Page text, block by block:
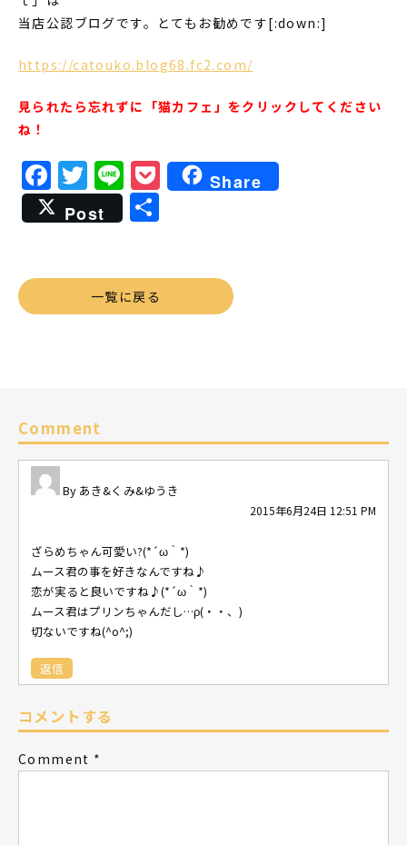
当店公認ブログです。とてもお勧めです[:down:]
https://catouko.blog68.fc2.com/
見られたら忘れずに「猫カフェ」をクリックしてください
ね！
Facebook
Twitter
LinePocket
Share
Post
共
一覧に戻る
Comment
あき&くみ&ゆうき
2015年6月24日 12:51 PM
ざらめちゃん可愛い?(*´ω｀*)
ムース君の事を好きなんですね♪
恋が実ると良いですね♪(*´ω｀*)
ムース君はプリンちゃんだし…ρ(・・、)
切ないですね(^o^;)
返信
コメントする
Comment *